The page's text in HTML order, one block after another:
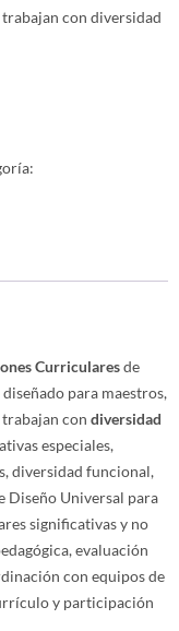
con diversidad
Curricularesde
para maestros,
con diversidad
especiales,
diversidad funcional,
Universal para
significativas y no
evaluación
con equipos de
y participación